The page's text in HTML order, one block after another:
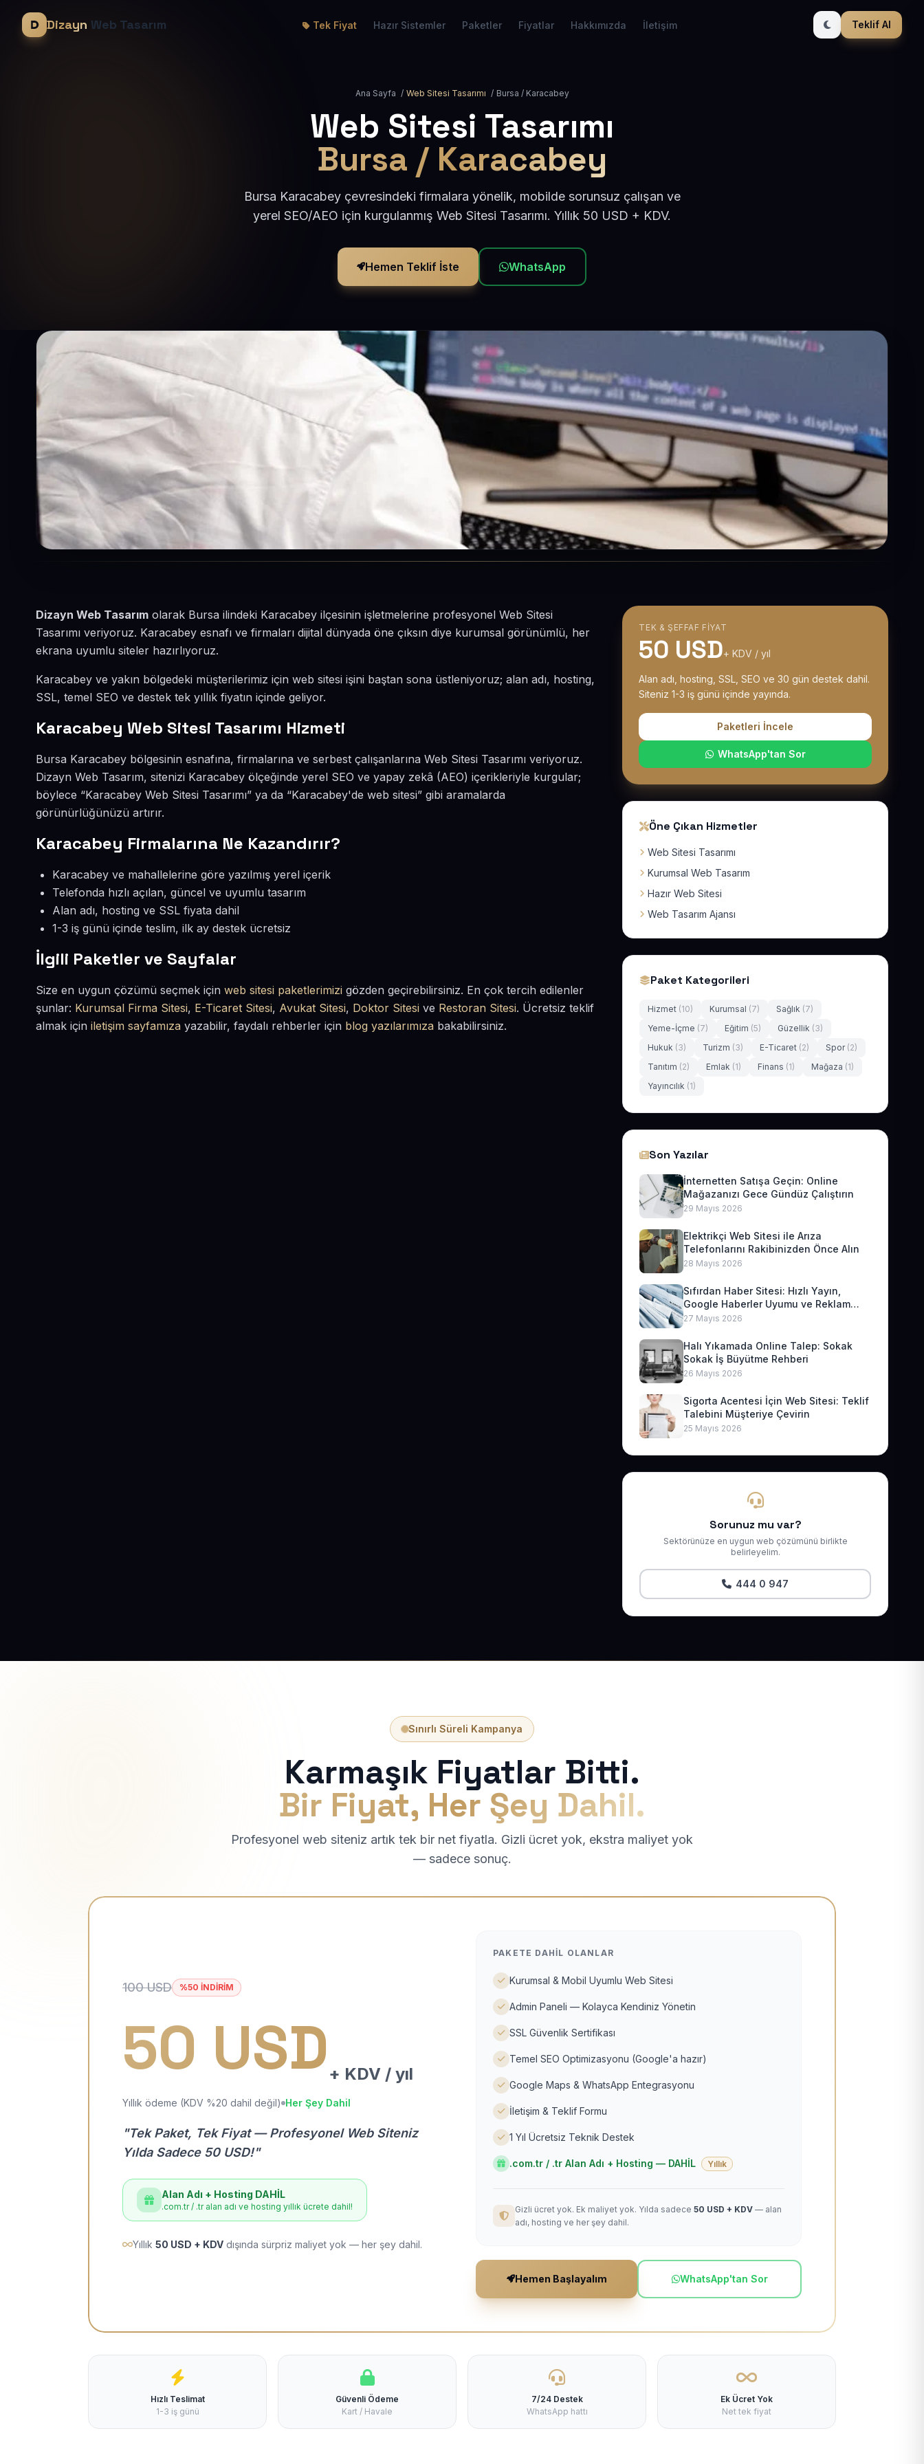
Dizayn Web Tasarım Tek Fiyat Hazır Sistemler Paketler Fiyatlar Hakkımızda İletişim Teklif Al
Ana Sayfa / Web Sitesi Tasarımı / Bursa / Karacabey
Web Sitesi Tasarımı
Bursa / Karacabey
Bursa Karacabey çevresindeki firmalara yönelik, mobilde sorunsuz çalışan ve
yerel SEO/AEO için kurgulanmış Web Sitesi Tasarımı. Yıllık 50 USD + KDV.
Hemen Teklif İste WhatsApp
Dizayn Web Tasarım olarak Bursa ilindeki Karacabey ilçesinin işletmelerine profesyonel Web Sitesi
Tasarımı veriyoruz. Karacabey esnafı ve firmaları dijital dünyada öne çıksın diye kurumsal görünümlü, her
ekrana uyumlu siteler hazırlıyoruz.
Karacabey ve yakın bölgedeki müşterilerimiz için web sitesi işini baştan sona üstleniyoruz; alan adı, hosting,
SSL, temel SEO ve destek tek yıllık fiyatın içinde geliyor.
Karacabey Web Sitesi Tasarımı Hizmeti
Bursa Karacabey bölgesinin esnafına, firmalarına ve serbest çalışanlarına Web Sitesi Tasarımı veriyoruz.
Dizayn Web Tasarım, sitenizi Karacabey ölçeğinde yerel SEO ve yapay zekâ (AEO) içerikleriyle kurgular;
böylece “Karacabey Web Sitesi Tasarımı” ya da “Karacabey'de web sitesi” gibi aramalarda
görünürlüğünüzü artırır.
Karacabey Firmalarına Ne Kazandırır?
Karacabey ve mahallelerine göre yazılmış yerel içerik
Telefonda hızlı açılan, güncel ve uyumlu tasarım
Alan adı, hosting ve SSL fiyata dahil
1-3 iş günü içinde teslim, ilk ay destek ücretsiz
İlgili Paketler ve Sayfalar
Size en uygun çözümü seçmek için web sitesi paketlerimizi gözden geçirebilirsiniz. En çok tercih edilenler
şunlar: Kurumsal Firma Sitesi, E-Ticaret Sitesi, Avukat Sitesi, Doktor Sitesi ve Restoran Sitesi. Ücretsiz teklif
almak için iletişim sayfamıza yazabilir, faydalı rehberler için blog yazılarımıza bakabilirsiniz.
TEK & ŞEFFAF FIYAT
50 USD+ KDV / yıl
Alan adı, hosting, SSL, SEO ve 30 gün destek dahil.
Siteniz 1-3 iş günü içinde yayında.
Paketleri İncele
WhatsApp'tan Sor
Öne Çıkan Hizmetler
Web Sitesi Tasarımı
Kurumsal Web Tasarım
Hazır Web Sitesi
Web Tasarım Ajansı
Paket Kategorileri
Hizmet (10) Kurumsal (7) Sağlık (7)
Yeme-İçme (7) Eğitim (5) Güzellik (3)
Hukuk (3) Turizm (3) E-Ticaret (2) Spor (2)
Tanıtım (2) Emlak (1) Finans (1) Mağaza (1)
Yayıncılık (1)
Son Yazılar
İnternetten Satışa Geçin: Online
Mağazanızı Gece Gündüz Çalıştırın
29 Mayıs 2026
Elektrikçi Web Sitesi ile Arıza
Telefonlarını Rakibinizden Önce Alın
28 Mayıs 2026
Sıfırdan Haber Sitesi: Hızlı Yayın,
Google Haberler Uyumu ve Reklam
Geliri
27 Mayıs 2026
Halı Yıkamada Online Talep: Sokak
Sokak İş Büyütme Rehberi
26 Mayıs 2026
Sigorta Acentesi İçin Web Sitesi: Teklif
Talebini Müşteriye Çevirin
25 Mayıs 2026
Sorunuz mu var?
Sektörünüze en uygun web çözümünü birlikte
belirleyelim.
444 0 947
Sınırlı Süreli Kampanya
Karmaşık Fiyatlar Bitti.
Bir Fiyat, Her Şey Dahil.
Profesyonel web siteniz artık tek bir net fiyatla. Gizli ücret yok, ekstra maliyet yok
— sadece sonuç.
100 USD %50 İNDİRİM
50 USD + KDV / yıl
Yıllık ödeme (KDV %20 dahil değil) Her Şey Dahil
"Tek Paket, Tek Fiyat — Profesyonel Web Siteniz
Yılda Sadece 50 USD!"
Alan Adı + Hosting DAHİL
.com.tr / .tr alan adı ve hosting yıllık ücrete dahil!
Yıllık 50 USD + KDV dışında sürpriz maliyet yok — her şey dahil.
PAKETE DAHIL OLANLAR
Kurumsal & Mobil Uyumlu Web Sitesi
Admin Paneli — Kolayca Kendiniz Yönetin
SSL Güvenlik Sertifikası
Temel SEO Optimizasyonu (Google'a hazır)
Google Maps & WhatsApp Entegrasyonu
İletişim & Teklif Formu
1 Yıl Ücretsiz Teknik Destek
.com.tr / .tr Alan Adı + Hosting — DAHİL Yıllık
Gizli ücret yok. Ek maliyet yok. Yılda sadece 50 USD + KDV — alan
adı, hosting ve her şey dahil.
Hemen Başlayalım WhatsApp'tan Sor
Hızlı Teslimat
1-3 iş günü
Güvenli Ödeme
Kart / Havale
7/24 Destek
WhatsApp hattı
Ek Ücret Yok
Net tek fiyat